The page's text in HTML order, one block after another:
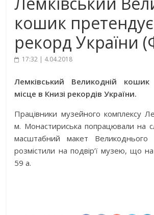
кошик
рекорд України
17:32 | 4.04.2018
Лемківський Великодній
місце в Книзі рекордів України.
Працівники музейного комплексу
м. Монастириська попрацювали на
масштабний макет Великоднього
розмістили на подвір’ї музею, що
59 а.